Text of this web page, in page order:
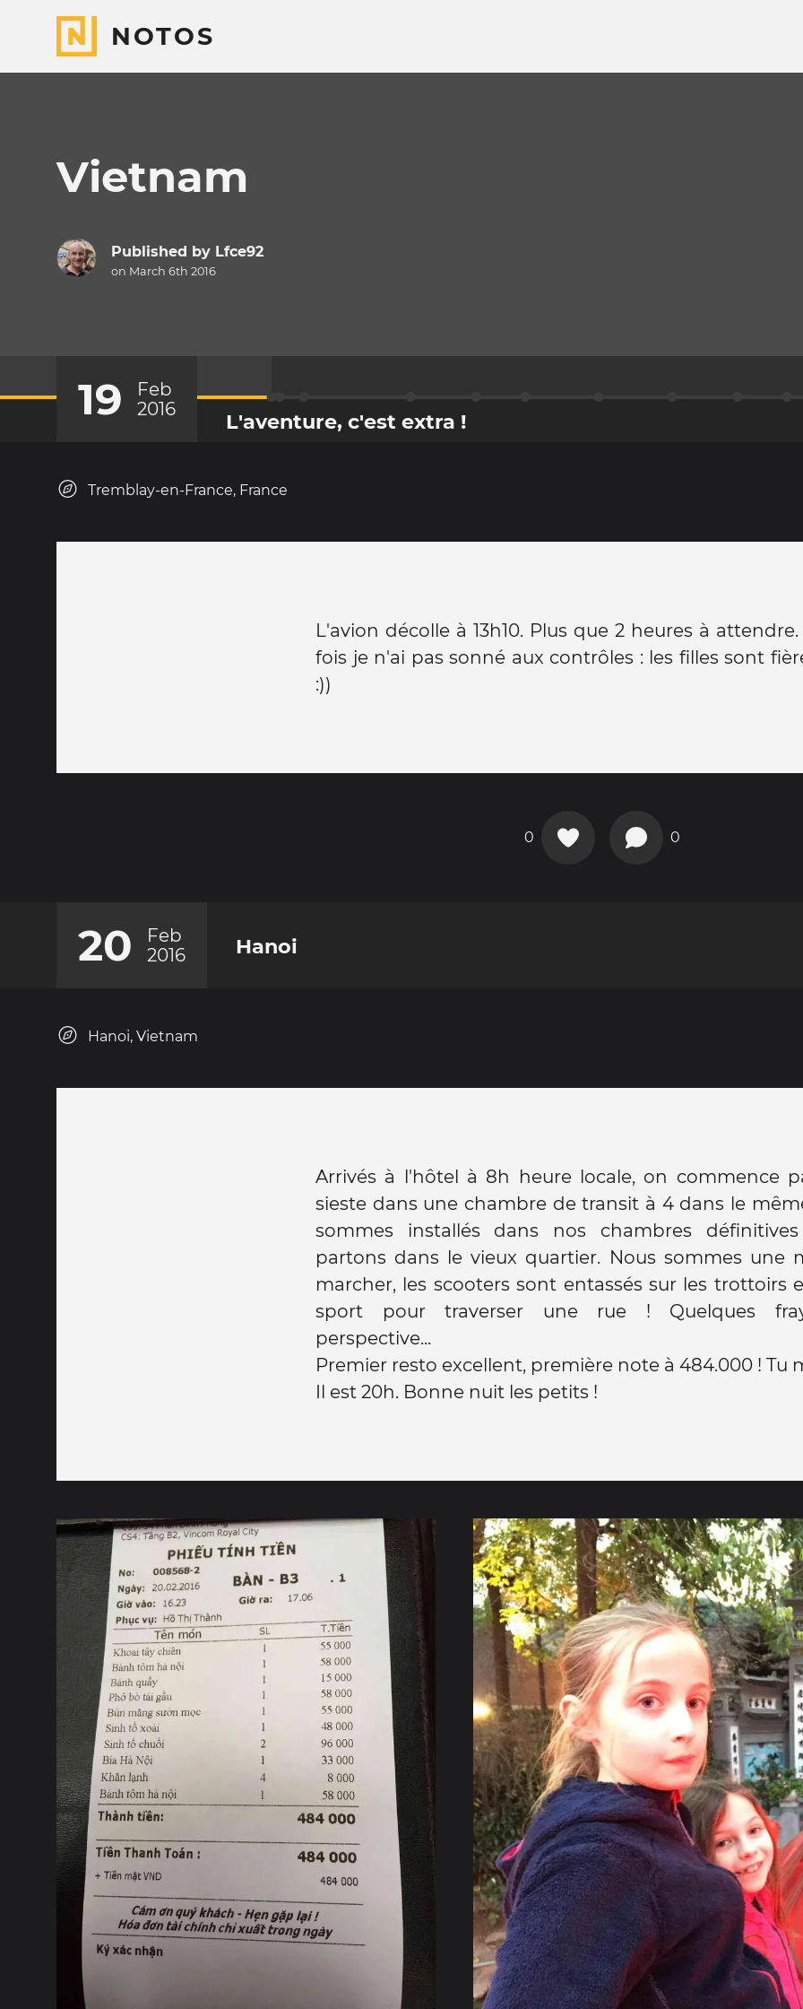
NOTOS
Vietnam
Published by Lfce92
on March 6th 2016
19
Feb
2016
L'aventure, c'est extra !
Tremblay-en-France, France
L'avion décolle à 13h10. Plus que 2 heures à
fois je n'ai pas sonné aux contrôles : les filles sont
:))
0 0
20
Feb
2016
Hanoi
Hanoi, Vietnam
Arrivés à l'hôtel à 8h heure locale, on commence
sieste dans une chambre de transit à 4 dans le
sommes installés dans nos chambres
partons dans le vieux quartier. Nous sommes une
marcher, les scooters sont entassés sur les trottoirs
sport pour traverser une rue ! Quelques
perspective...
Premier resto excellent, première note à 484.000 ! Tu
Il est 20h. Bonne nuit les petits !